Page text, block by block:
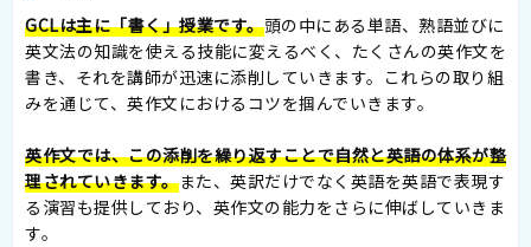
GCLは主に「書く」授業です。頭の中にある単語、熟語並びに
英文法の知識を使える技能に変えるべく、たくさんの英作文を
書き、それを講師が迅速に添削していきます。これらの取り組
みを通じて、英作文におけるコツを掴んでいきます。
英作文では、この添削を繰り返すことで自然と英語の体系が整
理されていきます。また、英訳だけでなく英語を英語で表現す
る演習も提供しており、英作文の能力をさらに伸ばしていきま
す。